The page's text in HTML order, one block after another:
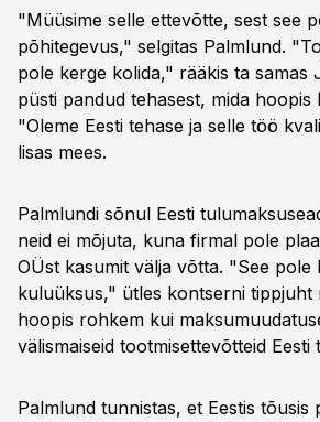
"Müüsime selle ettevõtte, sest see
põhitegevus," selgitas Palmlund.
pole kerge kolida," rääkis ta samas
püsti pandud tehasest, mida hoopis
"Oleme Eesti tehase ja selle töö
lisas mees.
Palmlundi sõnul Eesti
neid ei mõjuta, kuna firmal pole
OÜst kasumit välja võtta. "See pole
kuluüksus," ütles kontserni tippjuht
hoopis rohkem kui
välismaiseid tootmisettevõtteid Eesti
Palmlund tunnistas, et Eestis tõusis